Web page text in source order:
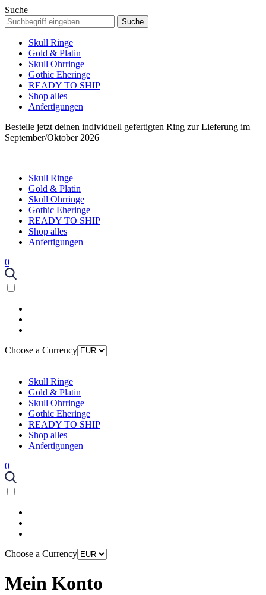
Suche
Skull Ringe
Gold & Platin
Skull Ohrringe
Gothic Eheringe
READY TO SHIP
Shop alles
Anfertigungen
Bestelle jetzt deinen individuell gefertigten Ring zur Lieferung im
September/Oktober 2026
Skull Ringe
Gold & Platin
Skull Ohrringe
Gothic Eheringe
READY TO SHIP
Shop alles
Anfertigungen
0
Choose a Currency
Skull Ringe
Gold & Platin
Skull Ohrringe
Gothic Eheringe
READY TO SHIP
Shop alles
Anfertigungen
0
Choose a Currency
Mein Konto